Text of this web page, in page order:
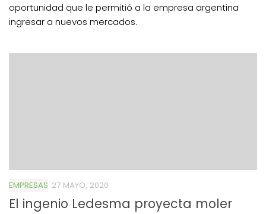
oportunidad que le permitió a la empresa argentina
ingresar a nuevos mercados.
EMPRESAS 27 MAYO, 2020
El ingenio Ledesma proyecta moler